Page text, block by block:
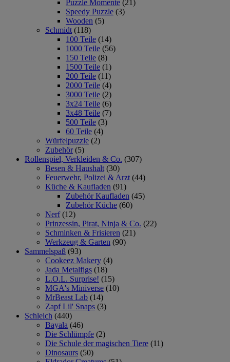
Puzzle Momente (21)
Speedy Puzzle (3)
Wooden (5)
Schmidt (118)
100 Teile (14)
1000 Teile (56)
150 Teile (8)
1500 Teile (1)
200 Teile (11)
2000 Teile (4)
3000 Teile (2)
3x24 Teile (6)
3x48 Teile (7)
500 Teile (3)
60 Teile (4)
Würfelpuzzle (2)
Zubehör (5)
Rollenspiel, Verkleiden & Co. (307)
Besen & Haushalt (30)
Feuerwehr, Polizei & Arzt (44)
Küche & Kaufladen (91)
Zubehör Kaufladen (45)
Zubehör Küche (60)
Nerf (12)
Prinzessin, Pirat, Ninja & Co. (22)
Schminken & Frisieren (21)
Werkzeug & Garten (90)
Sammelspaß (93)
Cookeez Makery (4)
Jada Metalfigs (18)
L.O.L. Surprise! (15)
MGA's Miniverse (10)
MrBeast Lab (14)
Zapf Lil' Snaps (3)
Schleich (440)
Bayala (46)
Die Schlümpfe (2)
Die Schule der magischen Tiere (11)
Dinosaurs (50)